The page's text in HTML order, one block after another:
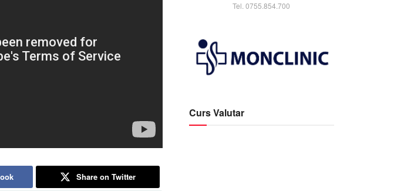
Share on Twitter
Tel. 0755.854.700
Curs Valutar